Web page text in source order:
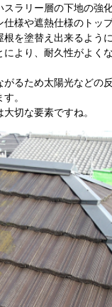
スラリー層の下地の強
仕様や遮熱仕様のトッ
を塗替え出来るよう
により、耐久性がよく
がるため太陽光などの
。
切な要素ですね。